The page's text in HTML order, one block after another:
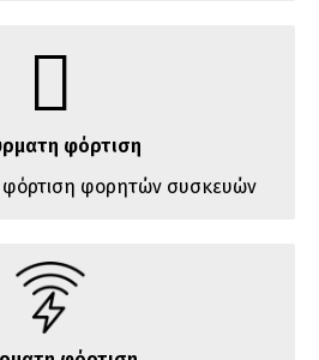
φόρτιση
φόρτιση φορητών συσκευών